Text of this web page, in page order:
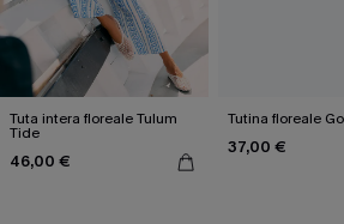
Tuta intera floreale Tulum
Tide
46,00 €
Tutina floreale
37,00 €